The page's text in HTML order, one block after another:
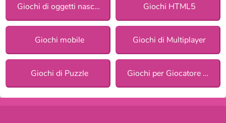
Giochi di oggetti nascosti Giochi HTML5
Giochi mobile Giochi di Multiplayer
Giochi di Puzzle Giochi per Giocatore Singolo